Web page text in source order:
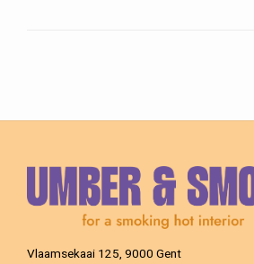
Vlaamsekaai 125, 9000 Gent